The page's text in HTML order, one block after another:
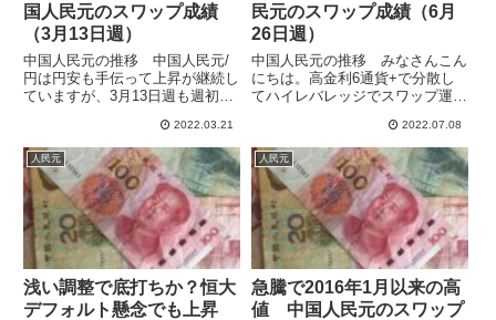
国人民元のスワップ成績
（3月13日週）
中国人民元の推移 中国人民元/
円は円安も手伝って上昇が継続し
ていますが、3月13日週も週初の
つけて、コロナ後の最高値を更新
しています。昨年11月からの上
昇トレンド（青）も上に抜けて、
急上昇となっていま...
2022.03.21
民元のスワップ成績（6月
26日週）
中国人民元の推移 みなさんこん
にちは。高金利6通貨+で分散し
てハイレバレッジでスワップ運用
通貨は下げ気味ですが、人民元は
高値で揉み合いとなっています。
このところはアメリカと中国の高
官の会談が頻繁に行われてれて
い...
2022.07.08
人民元
浅い調整で底打ちか？恒大
デフォルト懸念でも上昇
人民元
急騰で2016年1月以来の高
値 中国人民元のスワップ